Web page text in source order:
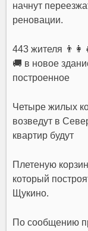
начнут
реновации.
443 жителя
🚚 в новое
построенное
Четыре жилых
возведут в
квартир будут
Плетеную
который
Щукино.
По сообщению